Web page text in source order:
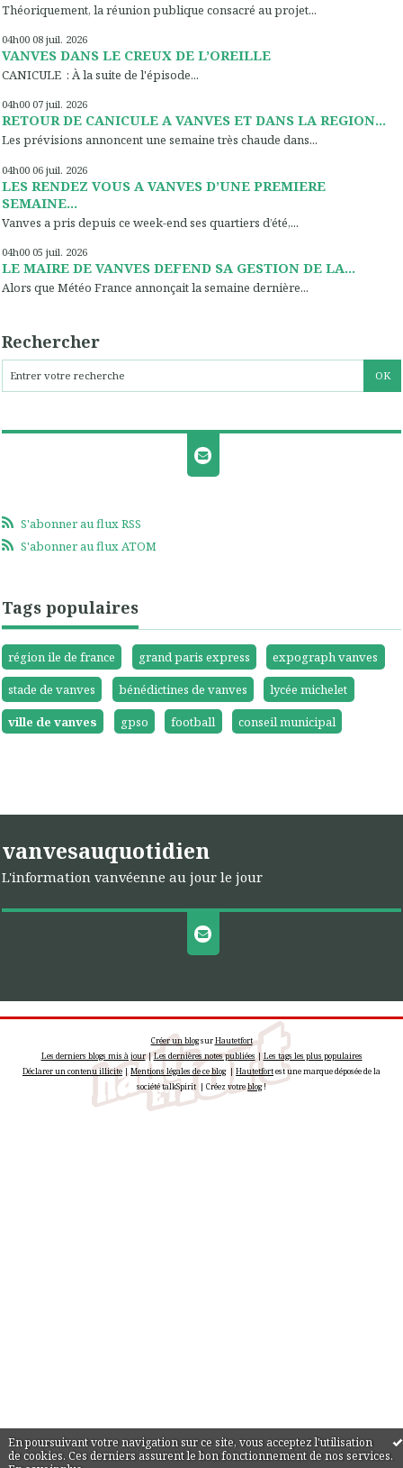
En poursuivant votre navigation sur ce site, vous acceptez l'utilisation
de cookies. Ces derniers assurent le bon fonctionnement de nos services.
Théoriquement, la réunion publique consacré au projet...
04h00 08 juil. 2026
VANVES DANS LE CREUX DE L’OREILLE
CANICULE : À la suite de l'épisode...
04h00 07 juil. 2026
RETOUR DE CANICULE A VANVES ET DANS LA REGION...
Les prévisions annoncent une semaine très chaude dans...
04h00 06 juil. 2026
LES RENDEZ VOUS A VANVES D’UNE PREMIERE
SEMAINE...
Vanves a pris depuis ce week-end ses quartiers d’été,...
04h00 05 juil. 2026
LE MAIRE DE VANVES DEFEND SA GESTION DE LA...
Alors que Météo France annonçait la semaine dernière...
Rechercher
S'abonner au flux RSS
S'abonner au flux ATOM
Tags populaires
région ile de france grand paris express
expograph vanves
stade de vanves
bénédictines de vanves
lycée michelet
ville de vanves
gpso football conseil municipal
vanvesauquotidien
L'information vanvéenne au jour le jour
Créer un blogsurHautetfort
Les derniers blogs mis à jour|Les dernières notes publiées |Les tags les plus populaires
Déclarer un contenu illicite|Mentions légales de ce blog| Hautetfortest une marque déposée de la
société talkSpirit | Créez votreblog!